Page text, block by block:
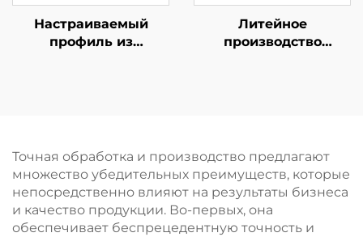
Настраиваемый
профиль из
Литейное
производство
обработкой
Точная обработка и производство предлагают
множество убедительных преимуществ, которые
непосредственно влияют на результаты бизнеса
и качество продукции. Во-первых, она
обеспечивает беспрецедентную точность и